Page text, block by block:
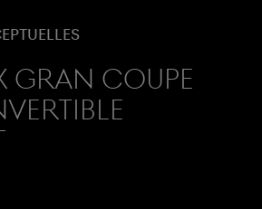
GRAN COUPE